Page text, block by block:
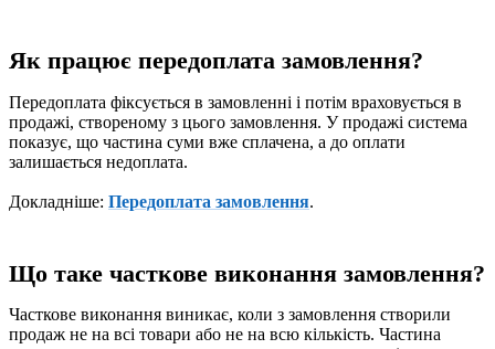
Як працює передоплата замовлення?
Передоплата фіксується в замовленні і потім враховується в
продажі, створеному з цього замовлення. У продажі система
показує, що частина суми вже сплачена, а до оплати
залишається недоплата.
Докладніше: Передоплата замовлення.
Що таке часткове виконання замовлення?
Часткове виконання виникає, коли з замовлення створили
продаж не на всі товари або не на всю кількість. Частина